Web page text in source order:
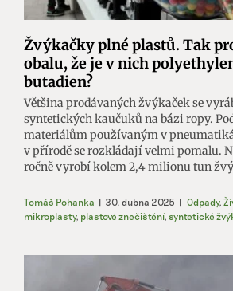
Žvýkačky plné plastů. Tak
obalu, že je v nich
butadien?
Většina prodávaných žvýkaček se
syntetických kaučuků na bázi ropy.
materiálům používaným v
v přírodě se rozkládají velmi pomalu.
ročně vyrobí kolem 2,4 milionu tun
Tomáš Pohanka | 30. dubna 2025 | Odpady,
mikroplasty, plastové znečištění, syntetické